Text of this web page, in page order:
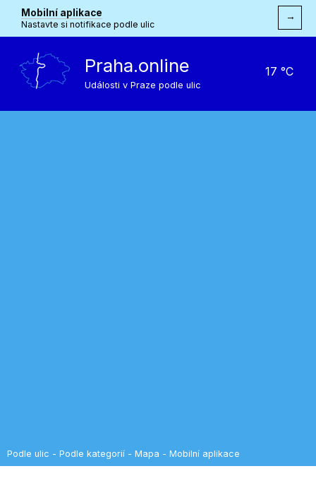
Mobilní aplikace
Nastavte si notifikace podle ulic
→
Praha.online
Události v Praze podle ulic
17 °C
Podle ulic - Podle kategorií - Mapa - Mobilní aplikace